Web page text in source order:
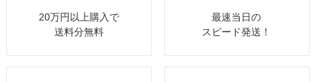
20万円以上購入で
送料分無料
最速当日の
スピード発送！